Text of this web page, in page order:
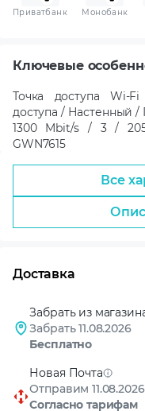
Приватбанк Монобанк
Ключевые
Точка доступа Wi-
доступа / Настенный /
1300 Mbit/s / 3 /
GWN7615
Все
Доставка
Забрать из
Забрать 11.08.2026
Бесплатно
Новая Почта
Отправим 11.08.2026
Согласно тарифам